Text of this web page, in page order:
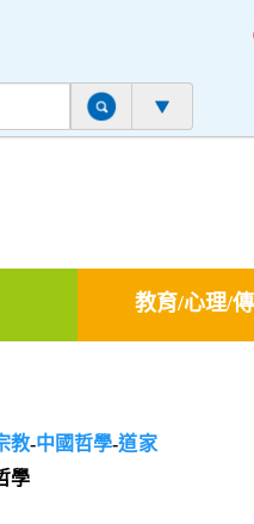
教育/心理/
教-中國哲學-道家
學